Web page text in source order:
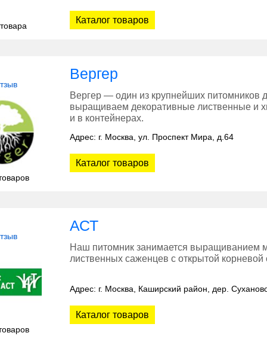
Каталог товаров
Вергер
Вергер — один из крупнейших питомников
выращиваем декоративные лиственные и
и в контейнерах.
Адрес: г. Москва, ул. Проспект Мира, д.64
Каталог товаров
АСТ
Наш питомник занимается выращиванием
лиственных саженцев с открытой корневой
Адрес: г. Москва, Каширский район, дер.
Каталог товаров